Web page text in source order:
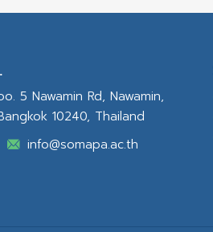
5 Nawamin Rd, Nawamin,
10240, Thailand
info@somapa.ac.th